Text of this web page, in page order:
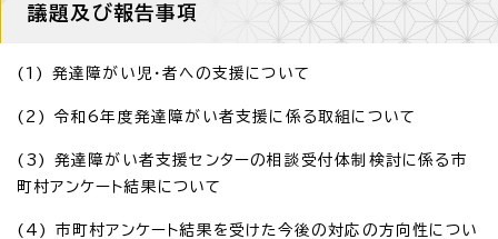
議題及び報告事項
(1) 発達障がい児・者への支援について
(2) 令和6年度発達障がい者支援に係る取組について
(3) 発達障がい者支援センターの相談受付体制検討に係る市
町村アンケート結果について
(4) 市町村アンケート結果を受けた今後の対応の方向性につい